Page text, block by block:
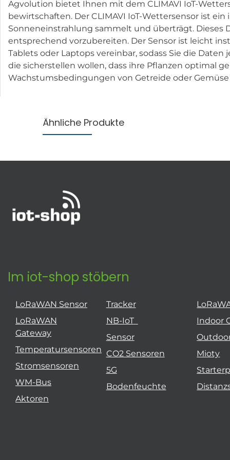
Agvolution bietet Ihnen mit dem CLIMAVI IoT-
bewirtschaften. Der CLIMAVI IoT-Wettersensor ist
Sonneneinstrahlung sammelt und überträgt. Dieses
entsprechend vorzubereiten. Der Sensor ist leicht
Tablets oder Laptops vereinbar, sodass Sie die
die sicherstellen wollen, dass ihre Pflanzen optimal
Wachstumsbedingungen von Getreide oder
Ähnliche Produkte
Im iot-shop stöbern
LoRaWAN Sensor
LoRaWAN
Gateway
Temperatursensoren
Stromsensoren
WM-Bus
Aktoren
Tracker
NB-IoT
Sensor
CO2 Sensoren
5G
Bodenfeuchte
Indoor
Mioty